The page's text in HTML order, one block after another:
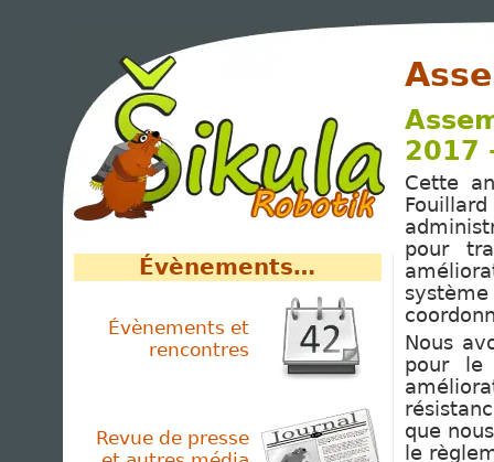
Évènements…
Évènements et
rencontres
Revue de presse
2017
Cette
pour
Nous
pour le
que
le